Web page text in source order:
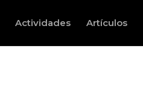
Actividades Artículos